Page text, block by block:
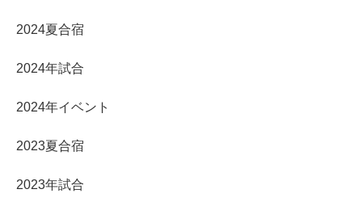
2024夏合宿
2024年試合
2024年イベント
2023夏合宿
2023年試合